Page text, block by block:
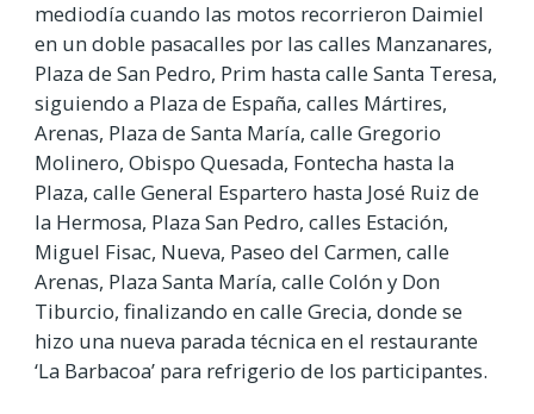
mediodía cuando las motos recorrieron Daimiel
en un doble pasacalles por las calles Manzanares,
Plaza de San Pedro, Prim hasta calle Santa Teresa,
siguiendo a Plaza de España, calles Mártires,
Arenas, Plaza de Santa María, calle Gregorio
Molinero, Obispo Quesada, Fontecha hasta la
Plaza, calle General Espartero hasta José Ruiz de
la Hermosa, Plaza San Pedro, calles Estación,
Miguel Fisac, Nueva, Paseo del Carmen, calle
Arenas, Plaza Santa María, calle Colón y Don
Tiburcio, finalizando en calle Grecia, donde se
hizo una nueva parada técnica en el restaurante
‘La Barbacoa’ para refrigerio de los participantes.